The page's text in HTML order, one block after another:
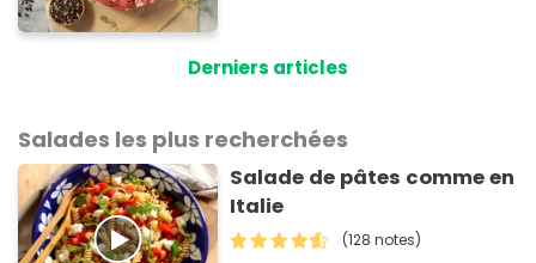
Derniers articles
Salades les plus recherchées
Salade de pâtes comme en
Italie
(128 notes)